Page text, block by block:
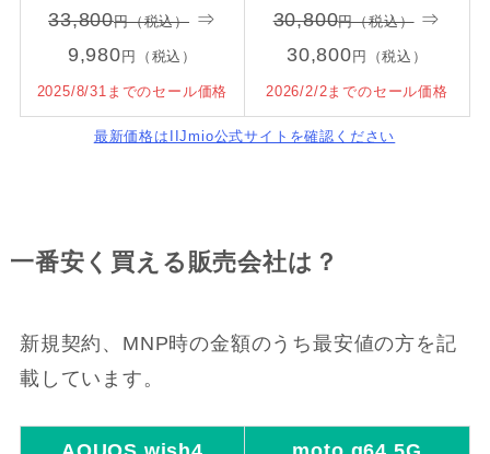
33,800円（税込） ⇒
9,980円（税込）
2025/8/31までのセール価格
30,800円（税込）⇒
30,800円（税込）
2026/2/2までのセール価格
最新価格はIIJmio公式サイトを確認ください
一番安く買える販売会社は？
新規契約、MNP時の金額のうち最安値の方を記
載しています。